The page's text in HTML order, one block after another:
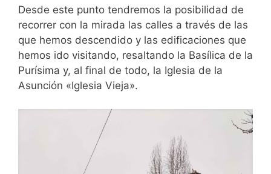
Desde este punto tendremos la posibilidad de
recorrer con la mirada las calles a través de las
que hemos descendido y las edificaciones que
hemos ido visitando, resaltando la Basílica de la
Purísima y, al final de todo, la Iglesia de la
Asunción «Iglesia Vieja».